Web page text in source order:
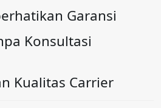
Garansi
Konsultasi
Kualitas Carrier